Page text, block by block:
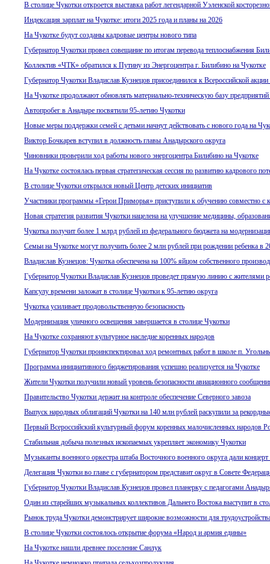
В столице Чукотки откроется выставка работ легендарной Уэленской
Индексация зарплат на Чукотке: итоги 2025 года и планы на 2026
На Чукотке будут созданы кадровые центры нового типа
Губернатор Чукотки провел совещание по итогам перевода теплоснабжения
Коллектив «ЧТК» обратился к Путину из Энергоцентра г. Билибино на Чукотке
Губернатор Чукотки Владислав Кузнецов присоединился к Всероссийской
На Чукотке продолжают обновлять материально-техническую базу
Автопробег в Анадыре посвятили 95-летию Чукотки
Новые меры поддержки семей с детьми начнут действовать с нового года на
Виктор Бочкарев вступил в должность главы Анадырского округа
Чиновники проверили ход работы нового энергоцентра Билибино на Чукотке
На Чукотке состоялась первая стратегическая сессия по развитию кадрового
В столице Чукотки открылся новый Центр детских инициатив
Участники программы «Герои Приморья» приступили к обучению совместно с
Новая стратегия развития Чукотки нацелена на улучшение медицины,
Чукотка получит более 1 млрд рублей из федерального бюджета на
Семьи на Чукотке могут получить более 2 млн рублей при рождении ребенка в
Владислав Кузнецов: Чукотка обеспечена на 100% яйцом собственного
Губернатор Чукотки Владислав Кузнецов проведет прямую линию с жителями
Капсулу времени заложат в столице Чукотки к 95-летию округа
Чукотка усиливает продовольственную безопасность
Модернизация уличного освещения завершается в столице Чукотки
На Чукотке сохраняют культурное наследие коренных народов
Губернатор Чукотки проинспектировал ход ремонтных работ в школе п.
Программа инициативного бюджетирования успешно реализуется на Чукотке
Жители Чукотки получили новый уровень безопасности авиационного
Правительство Чукотки держит на контроле обеспечение Северного завоза
Выпуск народных облигаций Чукотки на 140 млн рублей раскупили за
Первый Всероссийский культурный форум коренных малочисленных народов
Стабильная добыча полезных ископаемых укрепляет экономику Чукотки
Музыканты военного оркестра штаба Восточного военного округа дали
Делегация Чукотки во главе с губернатором представит округ в Совете
Губернатор Чукотки Владислав Кузнецов провел планерку с педагогами
Один из старейших музыкальных коллективов Дальнего Востока выступит в
Рынок труда Чукотки демонстрирует широкие возможности для
В столице Чукотки состоялось открытие форума «Народ и армия едины»
На Чукотке нашли древнее поселение Санлук